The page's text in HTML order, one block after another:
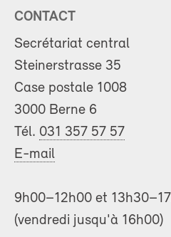
CONTACT
Secrétariat central
Steinerstrasse 35
Case postale 1008
3000 Berne 6
Tél. 031 357 57 57
E-mail
9h00–12h00 et
(vendredi jusqu'à 16h00)